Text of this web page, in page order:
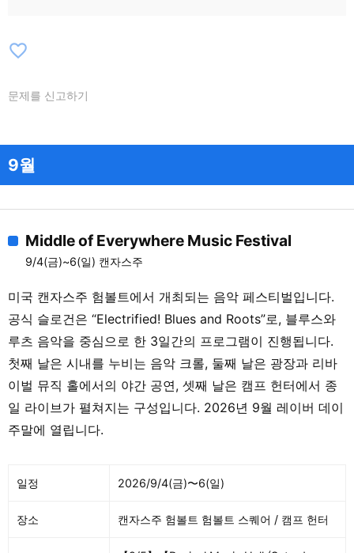
favorite_border
문제를 신고하기
9월
Middle of Everywhere Music Festival
9/4(금)~6(일) 캔자스주
미국 캔자스주 험볼트에서 개최되는 음악 페스티벌입니다.
공식 슬로건은 “Electrified! Blues and Roots”로, 블루스와
루츠 음악을 중심으로 한 3일간의 프로그램이 진행됩니다.
첫째 날은 시내를 누비는 음악 크롤, 둘째 날은 광장과 리바
이벌 뮤직 홀에서의 야간 공연, 셋째 날은 캠프 헌터에서 종
일 라이브가 펼쳐지는 구성입니다. 2026년 9월 레이버 데이
주말에 열립니다.
일정 2026/9/4(금)〜6(일)
장소 캔자스주 험볼트 험볼트 스퀘어 / 캠프 헌터